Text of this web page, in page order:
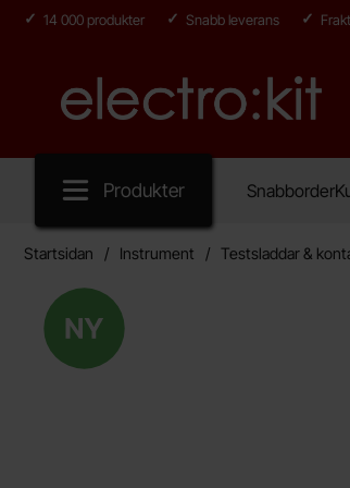
14 000 produkter Snabb leverans
Startsidan för Electro:kit
Produkter Snabborder
Startsidan Instrument Testsladdar &
Ny